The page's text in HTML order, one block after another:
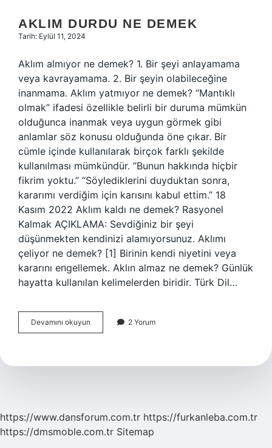
AKLIM DURDU NE DEMEK
Tarih: Eylül 11, 2024
Aklım almıyor ne demek? 1. Bir şeyi anlayamama
veya kavrayamama. 2. Bir şeyin olabileceğine
inanmama. Aklım yatmıyor ne demek? “Mantıklı
olmak” ifadesi özellikle belirli bir duruma mümkün
olduğunca inanmak veya uygun görmek gibi
anlamlar söz konusu olduğunda öne çıkar. Bir
cümle içinde kullanılarak birçok farklı şekilde
kullanılması mümkündür. “Bunun hakkında hiçbir
fikrim yoktu.” “Söylediklerini duyduktan sonra,
kararımı verdiğim için karısını kabul ettim.” 18
Kasım 2022 Aklım kaldı ne demek? Rasyonel
Kalmak AÇIKLAMA: Sevdiğiniz bir şeyi
düşünmekten kendinizi alamıyorsunuz. Aklımı
çeliyor ne demek? [1] Birinin kendi niyetini veya
kararını engellemek. Aklın almaz ne demek? Günlük
hayatta kullanılan kelimelerden biridir. Türk Dil…
Devamını okuyun
Durdu
2 Yorum
https://www.dansforum.com.tr https://furkanleba.com.tr
https://dmsmoble.com.tr Sitemap